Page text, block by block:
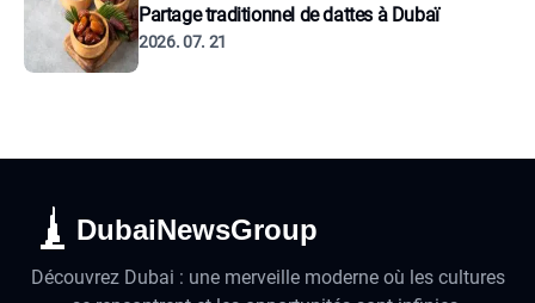
Partage traditionnel de dattes à Dubaï
2026. 07. 21
DubaiNewsGroup
Découvrez Dubai : une merveille moderne où les cultures